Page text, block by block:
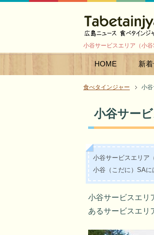
小谷サービスエリア（小谷
HOME 新
食べタインジャー 小谷
小谷サー
小谷サービスエリア
小谷（こだに）SAに
小谷サービスエリ
あるサービスエリ